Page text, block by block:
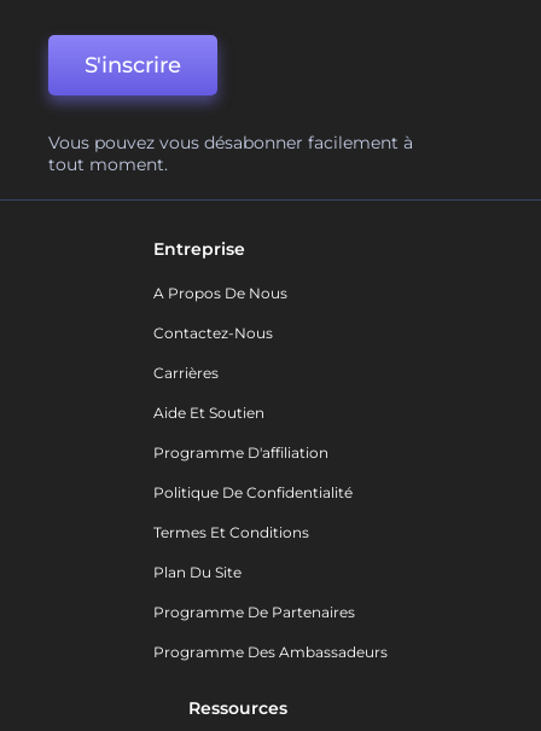
S'inscrire
Vous pouvez vous désabonner facilement à
tout moment.
Entreprise
A Propos De Nous
Contactez-Nous
Carrières
Aide Et Soutien
Programme D'affiliation
Politique De Confidentialité
Termes Et Conditions
Plan Du Site
Programme De Partenaires
Programme Des Ambassadeurs
Ressources